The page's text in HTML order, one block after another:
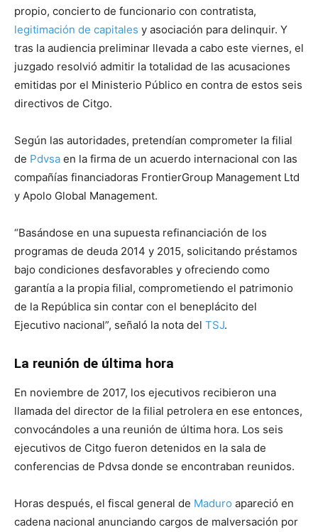
propio, concierto de funcionario con contratista,
legitimación de capitales y asociación para delinquir. Y
tras la audiencia preliminar llevada a cabo este viernes, el
juzgado resolvió admitir la totalidad de las acusaciones
emitidas por el Ministerio Público en contra de estos seis
directivos de Citgo.
Según las autoridades, pretendían comprometer la filial
de Pdvsa en la firma de un acuerdo internacional con las
compañías financiadoras FrontierGroup Management Ltd
y Apolo Global Management.
“Basándose en una supuesta refinanciación de los
programas de deuda 2014 y 2015, solicitando préstamos
bajo condiciones desfavorables y ofreciendo como
garantía a la propia filial, comprometiendo el patrimonio
de la República sin contar con el beneplácito del
Ejecutivo nacional”, señaló la nota del TSJ.
La reunión de última hora
En noviembre de 2017, los ejecutivos recibieron una
llamada del director de la filial petrolera en ese entonces,
convocándoles a una reunión de última hora. Los seis
ejecutivos de Citgo fueron detenidos en la sala de
conferencias de Pdvsa donde se encontraban reunidos.
Horas después, el fiscal general de Maduro apareció en
cadena nacional anunciando cargos de malversación por